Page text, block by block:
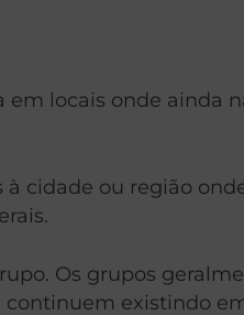
locais onde ainda
cidade ou região
Os grupos
existindo